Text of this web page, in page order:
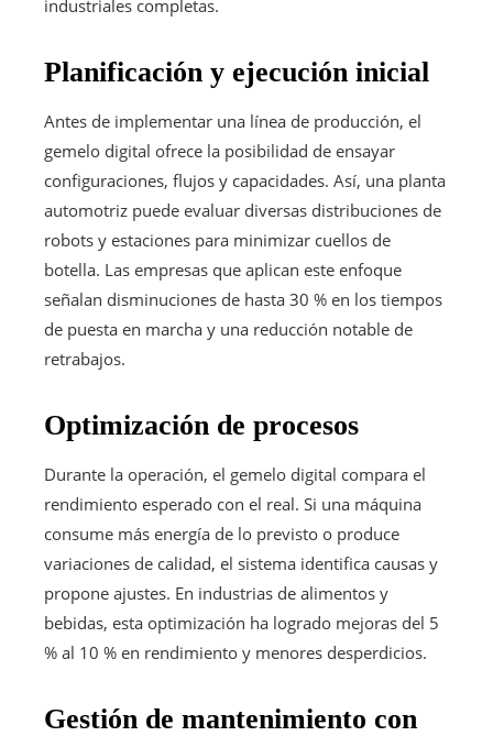
industriales completas.
Planificación y ejecución inicial
Antes de implementar una línea de producción, el
gemelo digital ofrece la posibilidad de ensayar
configuraciones, flujos y capacidades. Así, una planta
automotriz puede evaluar diversas distribuciones de
robots y estaciones para minimizar cuellos de
botella. Las empresas que aplican este enfoque
señalan disminuciones de hasta 30 % en los tiempos
de puesta en marcha y una reducción notable de
retrabajos.
Optimización de procesos
Durante la operación, el gemelo digital compara el
rendimiento esperado con el real. Si una máquina
consume más energía de lo previsto o produce
variaciones de calidad, el sistema identifica causas y
propone ajustes. En industrias de alimentos y
bebidas, esta optimización ha logrado mejoras del 5
% al 10 % en rendimiento y menores desperdicios.
Gestión de mantenimiento con